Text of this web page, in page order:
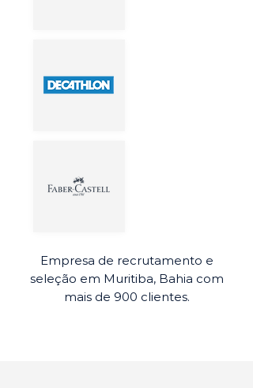
Empresa de recrutamento e
seleção em Muritiba, Bahia com
mais de 900 clientes.